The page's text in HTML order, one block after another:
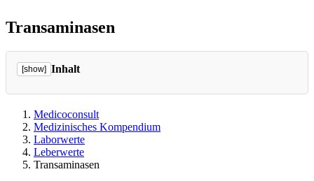
Transaminasen
[show] Inhalt
Medicoconsult
Medizinisches Kompendium
Laborwerte
Leberwerte
Transaminasen